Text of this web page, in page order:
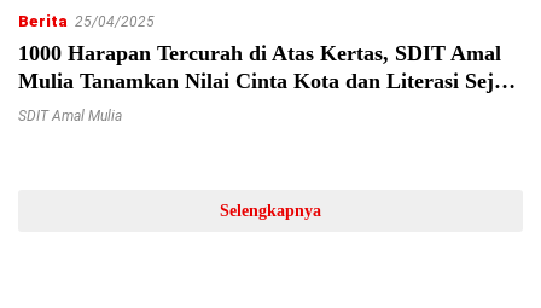
Berita 25/04/2025
1000 Harapan Tercurah di Atas Kertas, SDIT Amal
Mulia Tanamkan Nilai Cinta Kota dan Literasi Sejak
Dini
SDIT Amal Mulia
Selengkapnya